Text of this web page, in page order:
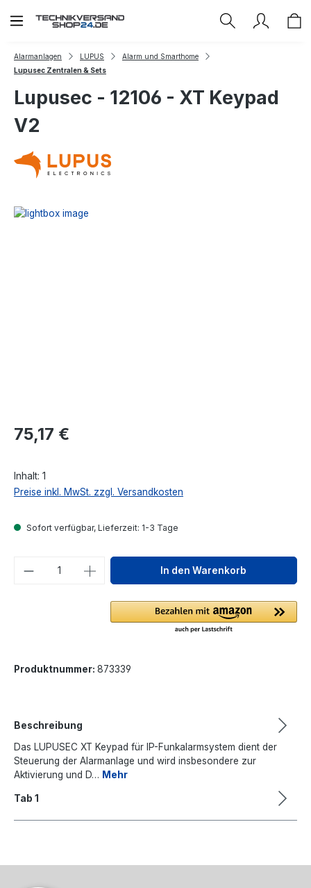
Zum Hauptinhalt springen
Alarmanlagen LUPUS
Alarm und Smarthome
Lupusec Zentralen & Sets
Lupusec - 12106 - XT Keypad
V2
Regulärer Preis:
75,17 €
Inhalt: 1
Preise inkl. MwSt. zzgl. Versandkosten
Sofort verfügbar, Lieferzeit: 1-3 Tage
Produkt Anzahl: Gib denIn den Warenkorb
Produktnummer: 873339
Beschreibung
Das LUPUSEC XT Keypad für IP-Funkalarmsystem dient der
Steuerung der Alarmanlage und wird insbesondere zur
Aktivierung und D… Mehr
Tab 1